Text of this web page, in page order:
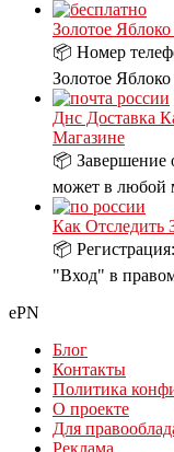
Золотое
📦 Номер
Золотое
Днс Доставка
Магазине
📦 Завершение
может в любой
Как Отследить
📦
"Вход" в
ePN
Блог
Контакты
Политика
О проекте
Для
Реклама